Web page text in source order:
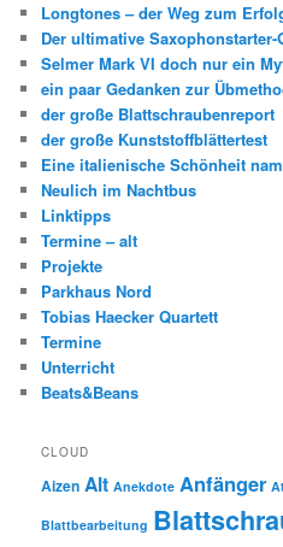
Longtones – der Weg zum
Der ultimative Saxophonstarter-
Selmer Mark VI doch nur ein
ein paar Gedanken zur
der große Blattschraubenreport
der große Kunststoffblättertest
Eine italienische Schönheit
Neulich im Nachtbus
Linktipps
Termine – alt
Projekte
Parkhaus Nord
Tobias Haecker Quartett
Termine
Unterricht
Beats&Beans
CLOUD
Aizen Alt Anekdote Anfänger
Blattbearbeitung